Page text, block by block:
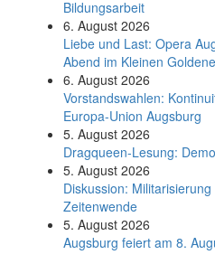
Bildungsarbeit
6. August 2026
Liebe und Last: Opera
Abend im Kleinen
6. August 2026
Vorstandswahlen:
Europa-Union Augsburg
5. August 2026
Dragqueen-Lesung:
5. August 2026
Diskussion:
Zeitenwende
5. August 2026
Augsburg feiert am 8.